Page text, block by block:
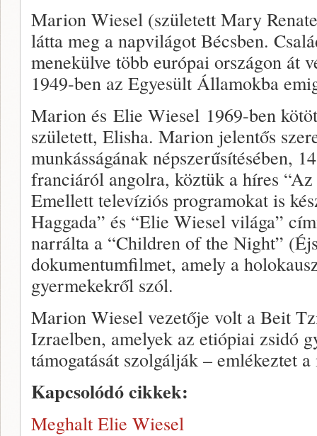
Marion Wiesel (született Mary
látta meg a napvilágot Bécsben.
menekülve több európai országon át
1949-ben az Egyesült Államokba
Marion és Elie Wiesel 1969-ben
született, Elisha. Marion jelentős
munkásságának népszerűsítésében,
franciáról angolra, köztük a híres
Emellett televíziós programokat is
Haggada” és “Elie Wiesel világa”
narrálta a “Children of the Night”
dokumentumfilmet, amely a
gyermekekről szól.
Marion Wiesel vezetője volt a Beit
Izraelben, amelyek az etiópiai zsidó
támogatását szolgálják – emlékeztet
Kapcsolódó cikkek:
Meghalt Elie Wiesel